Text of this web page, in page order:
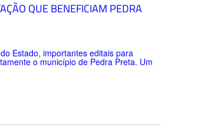
QUE BENEFICIAM PEDRA
Estado, importantes editais para
o município de Pedra Preta. Um